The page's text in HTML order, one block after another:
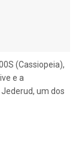
(Cassiopeia),
e a
um dos